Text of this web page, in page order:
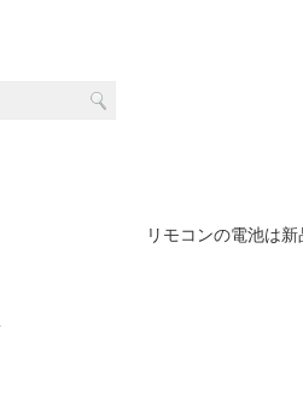
リモコンの電池は